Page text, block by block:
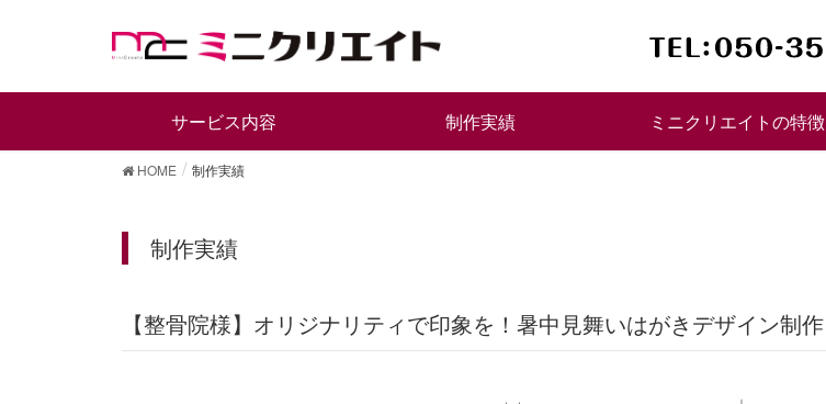
サービス内容 制作実績 ミニクリエイトの特徴
HOME 制作実績
制作実績
【整骨院様】オリジナリティで印象を！暑中見舞いはがきデザイン制作